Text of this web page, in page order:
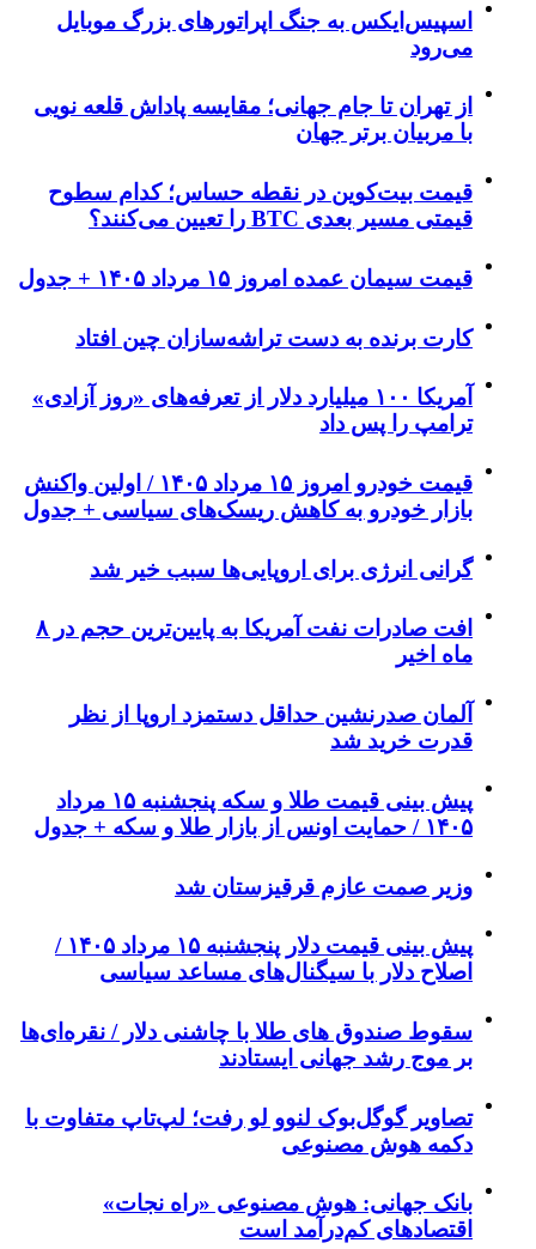
اسپیس‌ایکس به جنگ اپراتورهای بزرگ موبایل
می‌رود
از تهران تا جام جهانی؛ مقایسه پاداش قلعه نویی
با مربیان برتر جهان
قیمت بیت‌کوین در نقطه حساس؛ کدام سطوح
قیمتی مسیر بعدی BTC را تعیین می‌کنند؟
قیمت سیمان عمده امروز ۱۵ مرداد ۱۴۰۵ + جدول
کارت برنده به دست تراشه‌سازان چین افتاد
آمریکا ۱۰۰ میلیارد دلار از تعرفه‌های «روز آزادی»
ترامپ را پس داد
قیمت خودرو امروز ۱۵ مرداد ۱۴۰۵ / اولین واکنش
بازار خودرو به کاهش ریسک‌های سیاسی + جدول
گرانی انرژی برای اروپایی‌ها سبب خیر شد
افت صادرات نفت آمریکا به پایین‌ترین حجم در ۸
ماه اخیر
آلمان صدرنشین حداقل دستمزد اروپا از نظر
قدرت خرید شد
پیش‌ بینی قیمت طلا و سکه پنجشنبه ۱۵ مرداد
۱۴۰۵ / حمایت اونس از بازار طلا و سکه + جدول
وزیر صمت عازم قرقیزستان شد
پیش ‌بینی قیمت دلار پنجشنبه ۱۵ مرداد ۱۴۰۵ /
اصلاح دلار با سیگنال‌های مساعد سیاسی
سقوط صندوق های طلا با چاشنی دلار / نقره‌ای‌ها
بر موج رشد جهانی ایستادند
تصاویر گوگل‌بوک لنوو لو رفت؛ لپ‌تاپ متفاوت با
دکمه هوش مصنوعی
بانک جهانی: هوش مصنوعی «راه نجات»
اقتصادهای کم‌درآمد است